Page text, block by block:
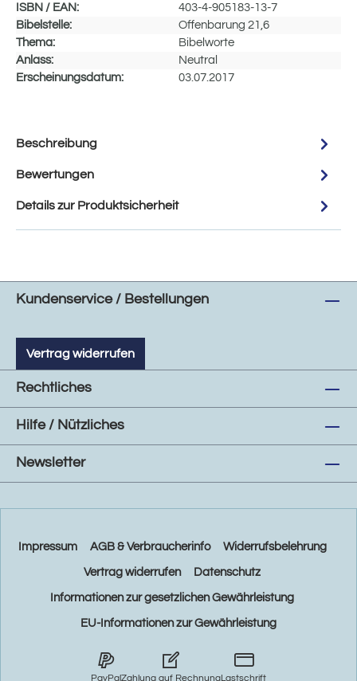
ISBN / EAN:
403-4-905183-13-7
Bibelstelle:
Offenbarung 21,6
Thema:
Bibelworte
Anlass:
Neutral
Erscheinungsdatum:
03.07.2017
Beschreibung
Bewertungen
Details zur Produktsicherheit
Kundenservice / Bestellungen
Vertrag widerrufen
Rechtliches
Hilfe / Nützliches
Newsletter
Impressum AGB & Verbraucherinfo Widerrufsbelehrung
Vertrag widerrufen Datenschutz
Informationen zur gesetzlichen Gewährleistung
EU-Informationen zur Gewährleistung
PayPalZahlung auf RechnungLastschrift